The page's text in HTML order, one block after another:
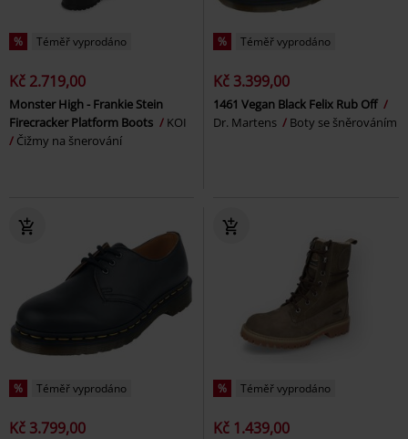
% Téměř vyprodáno
Kč 2.719,00
Monster High - Frankie Stein
Firecracker Platform Boots
KOI
Čižmy na šnerování
% Téměř vyprodáno
Kč 3.399,00
1461 Vegan Black Felix Rub Off
Dr. Martens
Boty se šněrováním
% Téměř vyprodáno
Kč 3.799,00
% Téměř vyprodáno
Kč 1.439,00